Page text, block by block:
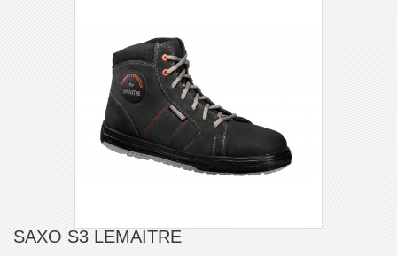
SAXO S3 LEMAITRE